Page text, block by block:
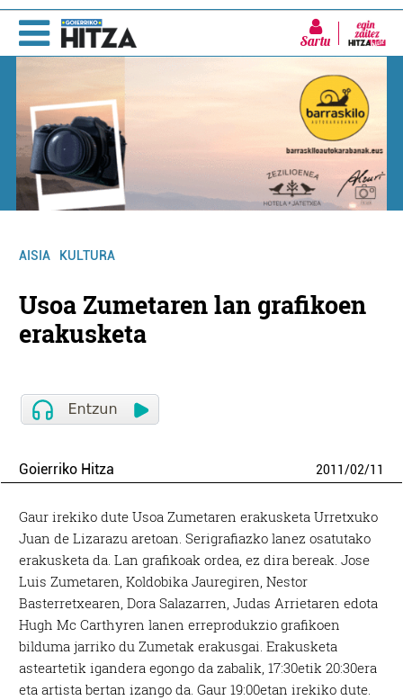
Sartu
AISIA KULTURA
Usoa Zumetaren lan grafikoen
erakusketa
Goierriko Hitza 2011/02/11
Gaur irekiko dute Usoa Zumetaren erakusketa Urretxuko
Juan de Lizarazu aretoan. Serigrafiazko lanez osatutako
erakusketa da. Lan grafikoak ordea, ez dira bereak. Jose
Luis Zumetaren, Koldobika Jauregiren, Nestor
Basterretxearen, Dora Salazarren, Judas Arrietaren edota
Hugh Mc Carthyren lanen erreprodukzio grafikoen
bilduma jarriko du Zumetak erakusgai. Erakusketa
asteartetik igandera egongo da zabalik, 17:30etik 20:30era
eta artista bertan izango da. Gaur 19:00etan irekiko dute.